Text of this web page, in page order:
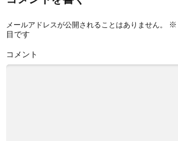
メールアドレスが公開されることはありません。 ※
目です
コメント